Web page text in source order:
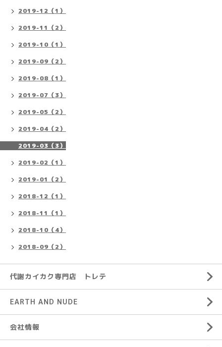
2019-12（1）
2019-11（2）
2019-10（1）
2019-09（2）
2019-08（1）
2019-07（3）
2019-05（2）
2019-04（2）
2019-03（3）
2019-02（1）
2019-01（2）
2018-12（1）
2018-11（1）
2018-10（4）
2018-09（2）
代謝カイカク専門店 トレテ
EARTH AND NUDE
会社情報